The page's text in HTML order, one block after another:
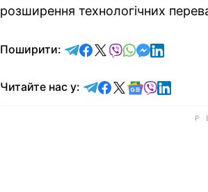
розширення технологічних
Поширити: відправити у Telegram
поділитись у
поділитись у X
відправити у
відправити у
Читайте нас у: Читайте у Telegram
Читайте у
Читайте у X
Читайте у
Читайте